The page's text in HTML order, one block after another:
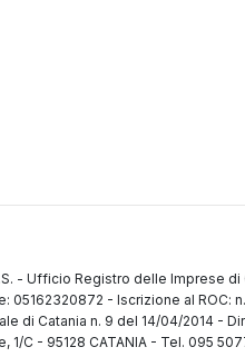
- Ufficio Registro delle Imprese di
05162320872 - Iscrizione al ROC:
di Catania n. 9 del 14/04/2014 -
1/C - 95128 CATANIA - Tel. 095